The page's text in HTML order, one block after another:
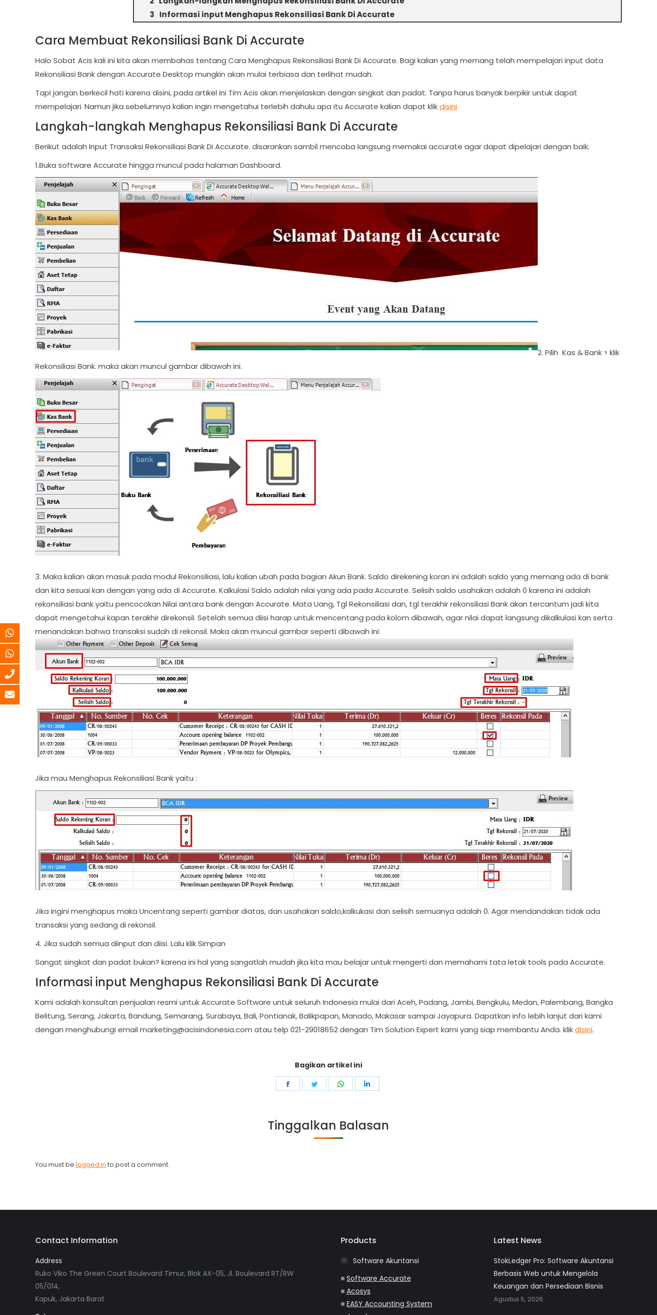
Informasi input Menghapus Rekonsiliasi Bank Di Accurate
Cara Membuat Rekonsiliasi Bank Di Accurate
Halo Sobat Acis kali ini kita akan membahas tentang Cara Menghapus Rekonsiliasi Bank Di Accurate. Bagi kalian yang memang telah mempelajari input data
Rekonsiliasi Bank dengan Accurate Desktop mungkin akan mulai terbiasa dan terlihat mudah.
TapI jangan berkecil hati karena disini, pada artikel ini Tim Acis akan menjelaskan dengan singkat dan padat. Tanpa harus banyak berpikir untuk dapat
mempelajari. Namun jika sebelumnya kalian ingin mengetahui terlebih dahulu apa itu Accurate kalian dapat klikdisini
Langkah-langkah Menghapus Rekonsiliasi Bank Di Accurate
Berikut adalah Input Transaksi Rekonsiliasi Bank Di Accurate. disarankan sambil mencoba langsung memakai accurate agar dapat dipelajari dengan baik.
1.Buka software Accurate hingga muncul pada halaman Dashboard.
2. Pilih Kas & Bank > klik
Rekonsiliasi Bank. maka akan muncul gambar dibawah ini.
3. Maka kalian akan masuk pada modul Rekonsiliasi, lalu kalian ubah pada bagian Akun Bank. Saldo direkening koran ini adalah saldo yang memang ada di bank
dan kita sesuai kan dengan yang ada di Accurate. Kalkulasi Saldo adalah nilai yang ada pada Accurate. Selisih saldo usahakan adalah 0 karena ini adalah
rekonsiliasi bank yaitu pencocokan Nilai antara bank dengan Accurate. Mata Uang, Tgl Rekonsiliasi dan, tgl terakhir rekonsiliasi Bank akan tercantum jadi kita
dapat mengetahui kapan terakhir direkonsil. Setelah semua diisi harap untuk mencentang pada kolom dibawah, agar nilai dapat langsung dikalkulasi kan serta
menandakan bahwa transaksi sudah di rekonsil. Maka akan muncul gambar seperti dibawah ini:
Jika mau Menghapus Rekonsiliasi Bank yaitu :
Jika ingini menghapus maka Uncentang seperti gambar diatas, dan usahakan saldo,kalkukasi dan selisih semuanya adalah 0. Agar mendandakan tidak ada
transaksi yang sedang di rekonsil.
4. Jika sudah semua diinput dan diisi. Lalu klik Simpan
Sangat singkat dan padat bukan? karena ini hal yang sangatlah mudah jika kita mau belajar untuk mengerti dan memahami tata letak tools pada Accurate.
Informasi input Menghapus Rekonsiliasi Bank Di Accurate
Kami adalah konsultan penjualan resmi untuk Accurate Software untuk seluruh Indonesia mulai dari Aceh, Padang, Jambi, Bengkulu, Medan, Palembang, Bangka
Belitung, Serang, Jakarta, Bandung, Semarang, Surabaya, Bali, Pontianak, Balikpapan, Manado, Makasar sampai Jayapura. Dapatkan info lebih lanjut dari kami
dengan menghubungi email marketing@acisindonesia.com atau telp 021-29018652 dengan Tim Solution Expert kami yang siap membantu Anda. klikdisini.
Bagikan artikel ini
Share
Share
Share
Tinggalkan Balasan
You must be logged in to post a comment.
Contact Information
Address
Ruko Viko The Green Court Boulevard Timur, Blok AX-05, Jl. Boulevard RT/RW
05/014,
Kapuk, Jakarta Barat
Products
Software Akuntansi
■ Software Accurate
■ Acosys
■ EASY Accounting System
Latest News
StokLedger Pro: Software Akuntansi
Berbasis Web untuk Mengelola
Keuangan dan Persediaan Bisnis
Agustus 5, 2026